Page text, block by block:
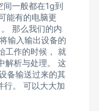
一般都在1g到
能有的电脑更
那么我们的内
输入输出设备的
工作的时候， 就
解析与处理。 这
备输送过来的其
行。 可以大大加